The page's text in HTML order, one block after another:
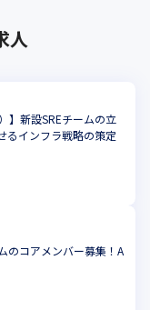
人
】新設SREチームの立
るインフラ戦略の策定
のコアメンバー募集！A